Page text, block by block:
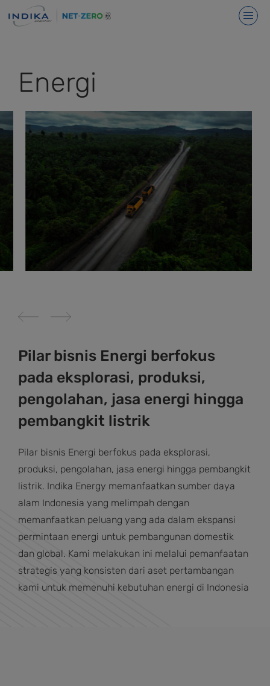
Energi
Pilar bisnis Energi berfokus
pada eksplorasi, produksi,
pengolahan, jasa energi hingga
pembangkit listrik
Pilar bisnis Energi berfokus pada eksplorasi,
produksi, pengolahan, jasa energi hingga pembangkit
listrik. Indika Energy memanfaatkan sumber daya
alam Indonesia yang melimpah dengan
memanfaatkan peluang yang ada dalam ekspansi
permintaan energi untuk pembangunan domestik
dan global. Kami melakukan ini melalui pemanfaatan
strategis yang konsisten dari aset pertambangan
kami untuk memenuhi kebutuhan energi di Indonesia